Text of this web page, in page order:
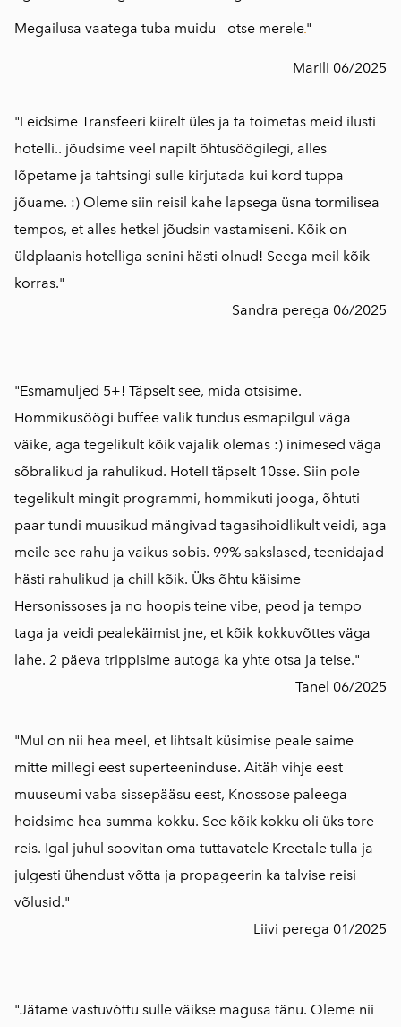
Megailusa vaatega tuba muidu - otse merele"
Marili 06/2025
"Leidsime Transfeeri kiirelt üles ja ta toimetas meid ilusti
hotelli.. jõudsime veel napilt õhtusöögilegi, alles
lõpetame ja tahtsingi sulle kirjutada kui kord tuppa
jõuame. :) Oleme siin reisil kahe lapsega üsna tormilisea
tempos, et alles hetkel jõudsin vastamiseni. Kõik on
üldplaanis hotelliga senini hästi olnud! Seega meil kõik
korras."
Sandra perega 06/2025
"Esmamuljed 5+! Täpselt see, mida otsisime.
Hommikusöögi buffee valik tundus esmapilgul väga
väike, aga tegelikult kõik vajalik olemas :) inimesed väga
sõbralikud ja rahulikud. Hotell täpselt 10sse. Siin pole
tegelikult mingit programmi, hommikuti jooga, õhtuti
paar tundi muusikud mängivad tagasihoidlikult veidi, aga
meile see rahu ja vaikus sobis. 99% sakslased, teenidajad
hästi rahulikud ja chill kõik. Üks õhtu käisime
Hersonissoses ja no hoopis teine vibe, peod ja tempo
taga ja veidi pealekäimist jne, et kõik kokkuvõttes väga
lahe. 2 päeva trippisime autoga ka yhte otsa ja teise."
Tanel 06/2025
"Mul on nii hea meel, et lihtsalt küsimise peale saime
mitte millegi eest superteeninduse. Aitäh vihje eest
muuseumi vaba sissepääsu eest, Knossose paleega
hoidsime hea summa kokku. See kõik kokku oli üks tore
reis. Igal juhul soovitan oma tuttavatele Kreetale tulla ja
julgesti ühendust võtta ja propageerin ka talvise reisi
võlusid."
Liivi perega 01/2025
"Jätame vastuvòttu sulle väikse magusa tänu. Oleme nii